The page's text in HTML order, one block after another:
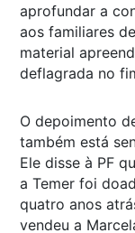
aprofundar a
aos familiares
material
deflagrada no
O depoimento
também está
Ele disse à PF
a Temer foi
quatro anos
vendeu a